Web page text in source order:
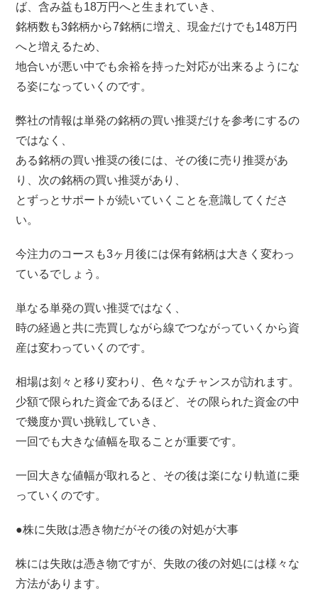
ば、含み益も18万円へと生まれていき、
銘柄数も3銘柄から7銘柄に増え、現金だけでも148万円
へと増えるため、
地合いが悪い中でも余裕を持った対応が出来るようにな
る姿になっていくのです。
弊社の情報は単発の銘柄の買い推奨だけを参考にするの
ではなく、
ある銘柄の買い推奨の後には、その後に売り推奨があ
り、次の銘柄の買い推奨があり、
とずっとサポートが続いていくことを意識してくださ
い。
今注力のコースも3ヶ月後には保有銘柄は大きく変わっ
ているでしょう。
単なる単発の買い推奨ではなく、
時の経過と共に売買しながら線でつながっていくから資
産は変わっていくのです。
相場は刻々と移り変わり、色々なチャンスが訪れます。
少額で限られた資金であるほど、その限られた資金の中
で幾度か買い挑戦していき、
一回でも大きな値幅を取ることが重要です。
一回大きな値幅が取れると、その後は楽になり軌道に乗
っていくのです。
●株に失敗は憑き物だがその後の対処が大事
株には失敗は憑き物ですが、失敗の後の対処には様々な
方法があります。